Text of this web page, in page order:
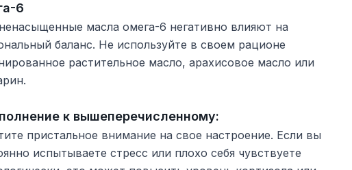
6
масла омега-6 негативно влияют на
баланс. Не используйте в своем рационе
растительное масло, арахисовое масло или
к вышеперечисленному:
пристальное внимание на свое настроение. Если вы
испытываете стресс или плохо себя чувствуете